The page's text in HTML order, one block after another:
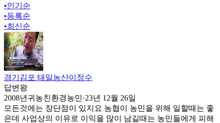
•인기순
•등록순
•최신순
경기김포 태일농산이정수
답변왕
2008년귀농친환경농민·23년 12월 26일
모든것에는 장단점이 있지요 농협이 농민을 위해 일할때는 좋
은데 사업상의 이유로 이익을 많이 남길때는 농민들에게 피해